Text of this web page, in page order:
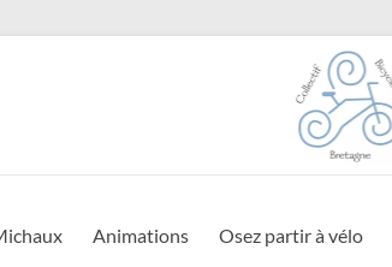
Animations Osez partir à vélo